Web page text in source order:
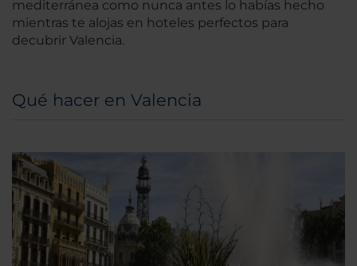
mediterránea como nunca antes lo habías hecho
mientras te alojas en hoteles perfectos para
decubrir Valencia.
Qué hacer en Valencia